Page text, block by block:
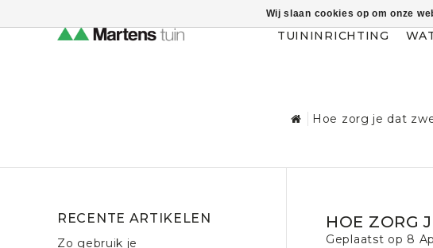
TUININRICHTING
Hoe zorg je dat
HOE ZORG
Geplaatst op 8
RECENTE ARTIKELEN
Zo gebruik je
Wij slaan cookies op om onze
Themahulp verbergen